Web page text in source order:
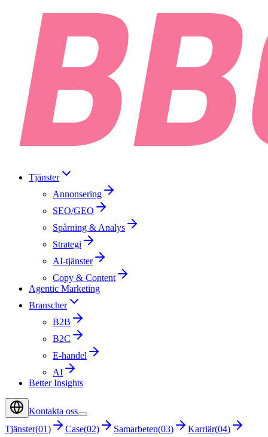
Tjänster
Annonsering
SEO/GEO
Spårning & Analys
Strategi
AI-tjänster
Copy & Content
Agentic Marketing
Branscher
B2B
B2C
E-handel
AI
Better Insights
Kontakta oss
Tjänster(01) Case(02) Samarbeten(03) Karriär(04)